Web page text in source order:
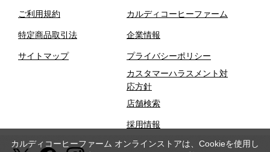
ご利用規約
特定商品取引法
サイトマップ
カルディコーヒーファーム
企業情報
プライバシーポリシー
カスタマーハラスメント対
応方針
店舗検索
採用情報
カルディコーヒーファーム オンラインストアは、Cookieを使用し